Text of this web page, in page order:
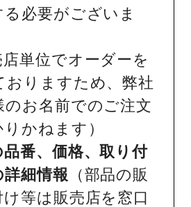
必要がございま
店単位でオーダーを
おりますため、弊社
のお名前でのご注文
かねます）
番、価格、取り付
細情報 （部品の販
等は販売店を窓口